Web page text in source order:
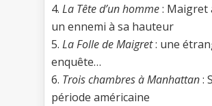
4. La Tête d’un homme: Maigret
un ennemi à sa hauteur
5. La Folle de Maigret: une
enquête…
6. Trois chambres à Manhattan:
période américaine